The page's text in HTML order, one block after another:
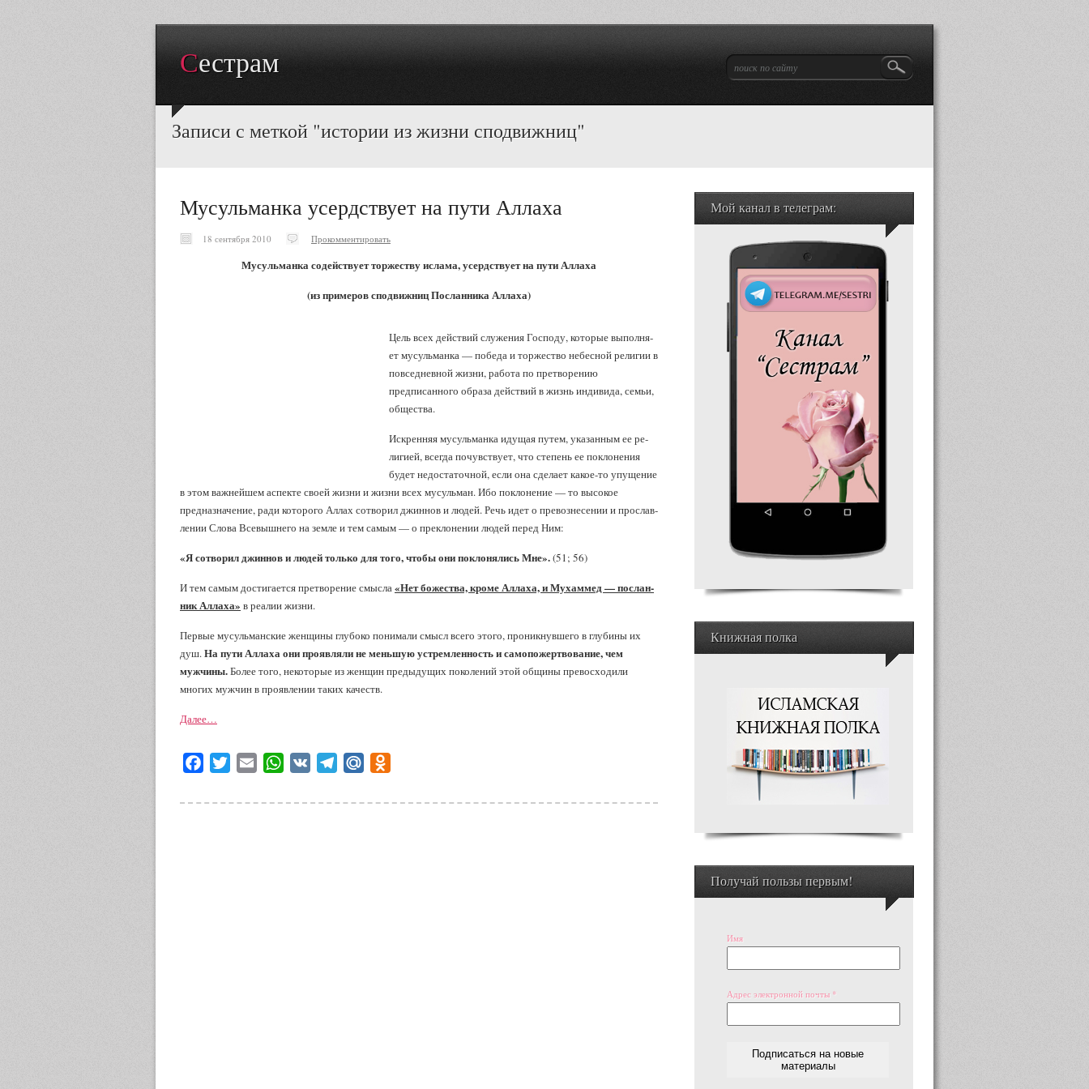
Сестрам
Записи с меткой "истории из жизни сподвижниц"
Мусульманка усердствует на пути Аллаха
18 сентября 2010 Прокомментировать
Мусульманка содействует торжеству ислама,усердствует на пути Аллаха
(из примеров сподвижниц Посланника Аллаха)
Цель всех действий служения Господу, которые выполня­
ет мусульманка — победа и торжество небесной религии в
по­вседневной жизни, работа по претворению
предписанного обра­за действий в жизнь индивида, семьи,
общества.
Искренняя мусульманка идущая путем, указанным ее ре­
лигией, всегда почувствует, что степень ее поклонения
будет не­достаточной, если она сделает какое-то упущение
в этом важ­нейшем аспекте своей жизни и жизни всех мусульман. Ибо по­клонение — то высокое
предназначение, ради которого Аллах со­творил джиннов и людей. Речь идет о превознесении и прослав­
лении Слова Всевышнего на земле и тем самым — о преклонении людей перед Ним:
«Я сотворил джиннов и людей только для того, чтобы они поклонялись Мне».(51; 56)
И тем самым достигается претворе­ние смысла«Нет божества, кроме Аллаха, и Мухаммед — послан­
ник Аллаха» в реалии жизни.
Первые мусульманские женщины глубоко понимали смысл всего этого, проникнувшего в глубины их
душ.На пути Аллаха они проявляли не меньшую устремленность и самопожертвование, чем
мужчины.Более того, некоторые из женщин предыдущих поколений этой общины превосходили
многих мужчин в проявлении таких качеств.
Далее…
Facebook
Twitter Email WhatsApp
VK TelegramMail.Ru
Мой канал в телеграм:
Книжная полка
Получай пользы первым!
Имя
Адрес электронной почты *